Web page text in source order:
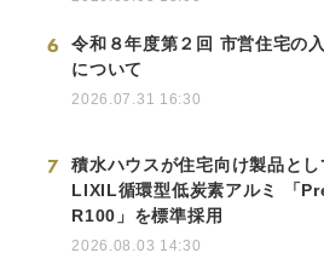
6
令和８年度第２回 市営住宅の
について
2026.07.31 16:30
7
積水ハウスが住宅向け製品と
LIXIL循環型低炭素アルミ 「
R100」を標準採用
2026.08.03 14:30